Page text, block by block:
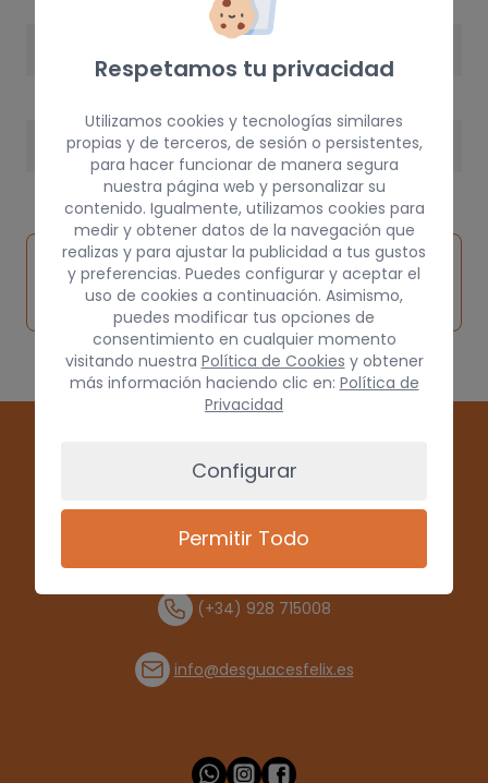
PESO
Inspeccionar
vehículo de
origen
Solicitar
pieza
Consultar
por
(+34) 928 715008
info@desguacesfelix.es
Respetamos tu privacidad
Utilizamos cookies y tecnologías similares
propias y de terceros, de sesión o persistentes,
para hacer funcionar de manera segura
nuestra página web y personalizar su
contenido. Igualmente, utilizamos cookies para
medir y obtener datos de la navegación que
realizas y para ajustar la publicidad a tus gustos
y preferencias. Puedes configurar y aceptar el
uso de cookies a continuación. Asimismo,
puedes modificar tus opciones de
consentimiento en cualquier momento
visitando nuestra Política de Cookies y obtener
más información haciendo clic en: Política de
Privacidad
Configurar
Permitir Todo